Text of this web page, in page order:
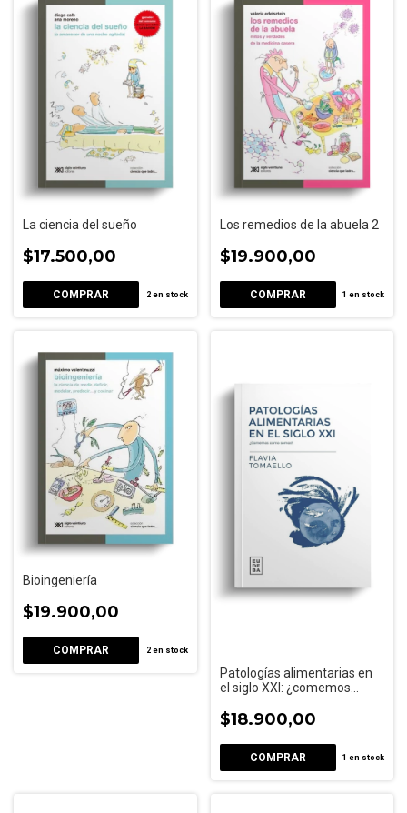
La ciencia del sueño
$17.500,00
2en stock
Los remedios de la abuela 2
$19.900,00
1 en stock
Bioingeniería
$19.900,00
2en stock
Patologías alimentarias en
el siglo XXI: ¿comemos
$18.900,00
1 en stock